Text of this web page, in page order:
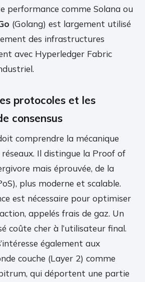
performance comme Solana ou
(Golang) est largement utilisé
des infrastructures
avec Hyperledger Fabric
protocoles et les
consensus
comprendre la mécanique
Il distingue la Proof of
mais éprouvée, de la
plus moderne et scalable.
est nécessaire pour optimiser
appelés frais de gaz. Un
coûte cher à l’utilisateur final.
également aux
couche (Layer 2) comme
qui déportent une partie